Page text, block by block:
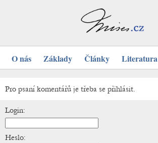
O nás Základy Články Literatura
Pro psaní komentářů je třeba se přihlásit.
Login:
Heslo: